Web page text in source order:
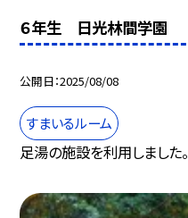
６年生 日光林間学園
公開日 2025/08/08
すまいるルーム
足湯の施設を利用しました。